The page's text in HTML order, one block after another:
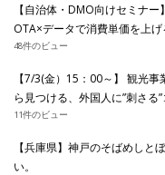
【自治体・DMO向けセミナ
OTA×データで消費単価を上
48件のビュー
【7/3(金）15：00～】 観光
ら見つける、外国人に”刺さる
11件のビュー
【兵庫県】神戸のそばめしと
い。